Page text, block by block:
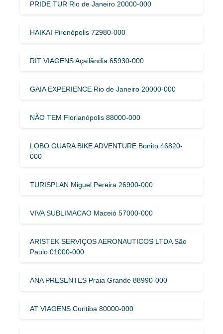
PRIDE TUR Rio de Janeiro 20000-000
HAIKAI Pirenópolis 72980-000
RIT VIAGENS Açailândia 65930-000
GAIA EXPERIENCE Rio de Janeiro 20000-000
NÃO TEM Florianópolis 88000-000
LOBO GUARA BIKE ADVENTURE Bonito 46820-
000
TURISPLAN Miguel Pereira 26900-000
VIVA SUBLIMACAO Maceió 57000-000
ARISTEK SERVIÇOS AERONAUTICOS LTDA São
Paulo 01000-000
ANA PRESENTES Praia Grande 88990-000
AT VIAGENS Curitiba 80000-000